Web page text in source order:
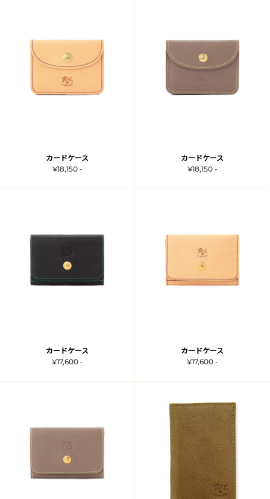
カードケース
¥18,150 -
カードケース
¥18,150 -
カードケース
¥17,600 -
カードケース
¥17,600 -